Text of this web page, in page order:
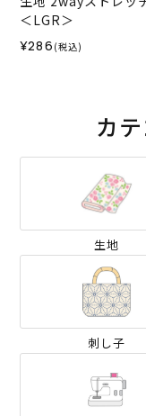
＜LGR＞
¥286 (税込)
カ
生地
刺し子